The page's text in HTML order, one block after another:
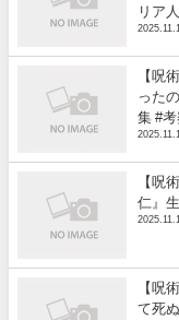
リア
【呪
った
集 #考
【呪
仁』
【呪
て死